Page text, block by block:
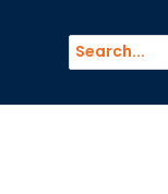
Search
for: